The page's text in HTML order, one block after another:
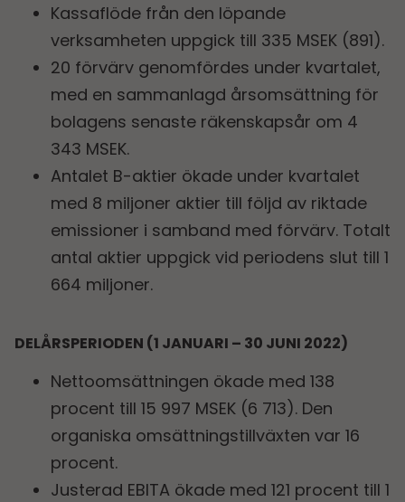
Kassaflöde från den löpande
verksamheten uppgick till 335 MSEK (891).
20 förvärv genomfördes under kvartalet,
med en sammanlagd årsomsättning för
bolagens senaste räkenskapsår om 4
343 MSEK.
Antalet B-aktier ökade under kvartalet
med 8 miljoner aktier till följd av riktade
emissioner i samband med förvärv. Totalt
antal aktier uppgick vid periodens slut till 1
664 miljoner.
DELÅRSPERIODEN (1 JANUARI – 30 JUNI 2022)
Nettoomsättningen ökade med 138
procent till 15 997 MSEK (6 713). Den
organiska omsättningstillväxten var 16
procent.
Justerad EBITA ökade med 121 procent till 1